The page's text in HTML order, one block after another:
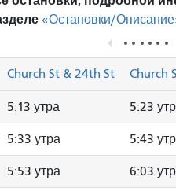
«Остановки/
Church St & 24th St Church
5:13 утра 5:23
5:33 утра 5:43
5:53 утра 6:03